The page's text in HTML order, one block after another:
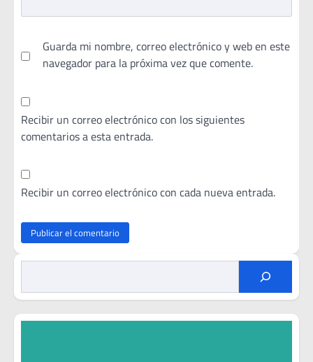
Guarda mi nombre, correo electrónico y web en este
navegador para la próxima vez que comente.
Recibir un correo electrónico con los siguientes
comentarios a esta entrada.
Recibir un correo electrónico con cada nueva entrada.